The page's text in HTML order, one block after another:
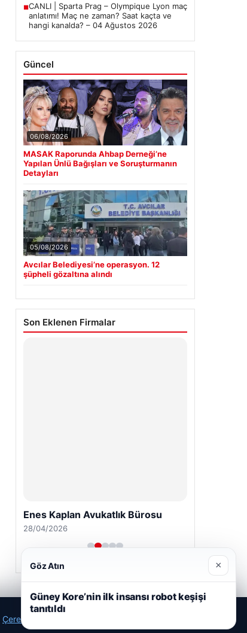
■CANLI | Sparta Prag – Olympique Lyon maç
anlatımı! Maç ne zaman? Saat kaçta ve
hangi kanalda? – 04 Ağustos 2026
Güncel
06/08/2026
MASAK Raporunda Ahbap Derneği’ne
Yapılan Ünlü Bağışları ve Soruşturmanın
Detayları
05/08/2026
Avcılar Belediyesi’ne operasyon. 12
şüpheli gözaltına alındı
Son Eklenen Firmalar
Enes Kaplan Avukatlık Bürosu
28/04/2026
Çerez Politikamız
Göz Atın ×
Güney Kore’nin ilk insansı robot keşişi
tanıtıldı